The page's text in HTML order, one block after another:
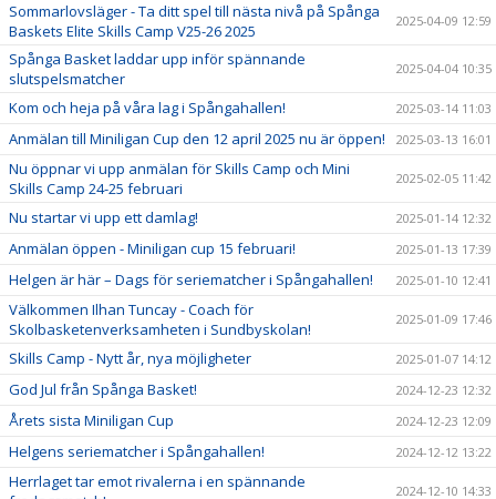
Sommarlovsläger - Ta ditt spel till nästa nivå på Spånga
Baskets Elite Skills Camp V25-26 2025
2025-04-09 12:59
Spånga Basket laddar upp inför spännande
slutspelsmatcher
2025-04-04 10:35
Kom och heja på våra lag i Spångahallen! 2025-03-14 11:03
Anmälan till Miniligan Cup den 12 april 2025 nu är öppen! 2025-03-13 16:01
Nu öppnar vi upp anmälan för Skills Camp och Mini
Skills Camp 24-25 februari
2025-02-05 11:42
Nu startar vi upp ett damlag! 2025-01-14 12:32
Anmälan öppen - Miniligan cup 15 februari! 2025-01-13 17:39
Helgen är här – Dags för seriematcher i Spångahallen! 2025-01-10 12:41
Välkommen Ilhan Tuncay - Coach för
Skolbasketenverksamheten i Sundbyskolan!
2025-01-09 17:46
Skills Camp - Nytt år, nya möjligheter 2025-01-07 14:12
God Jul från Spånga Basket! 2024-12-23 12:32
Årets sista Miniligan Cup 2024-12-23 12:09
Helgens seriematcher i Spångahallen! 2024-12-12 13:22
Herrlaget tar emot rivalerna i en spännande
2024-12-10 14:33